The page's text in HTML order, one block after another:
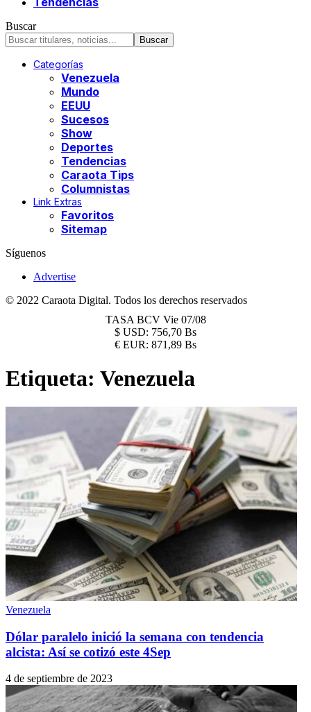
Buscar
Categorías
Venezuela
Mundo
EEUU
Sucesos
Show
Deportes
Tendencias
Caraota Tips
Columnistas
Link Extras
Favoritos
Sitemap
Síguenos
Advertise
© 2022 Caraota Digital. Todos los derechos reservados
TASA BCV Vie 07/08
$ USD: 756,70 Bs
€ EUR: 871,89 Bs
Etiqueta: Venezuela
Venezuela
Dólar paralelo inició la semana con tendencia
alcista: Así se cotizó este 4Sep
4 de septiembre de 2023